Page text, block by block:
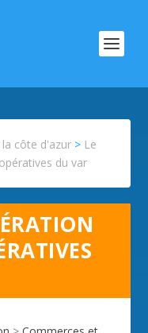
côte d'azur > Le
du var